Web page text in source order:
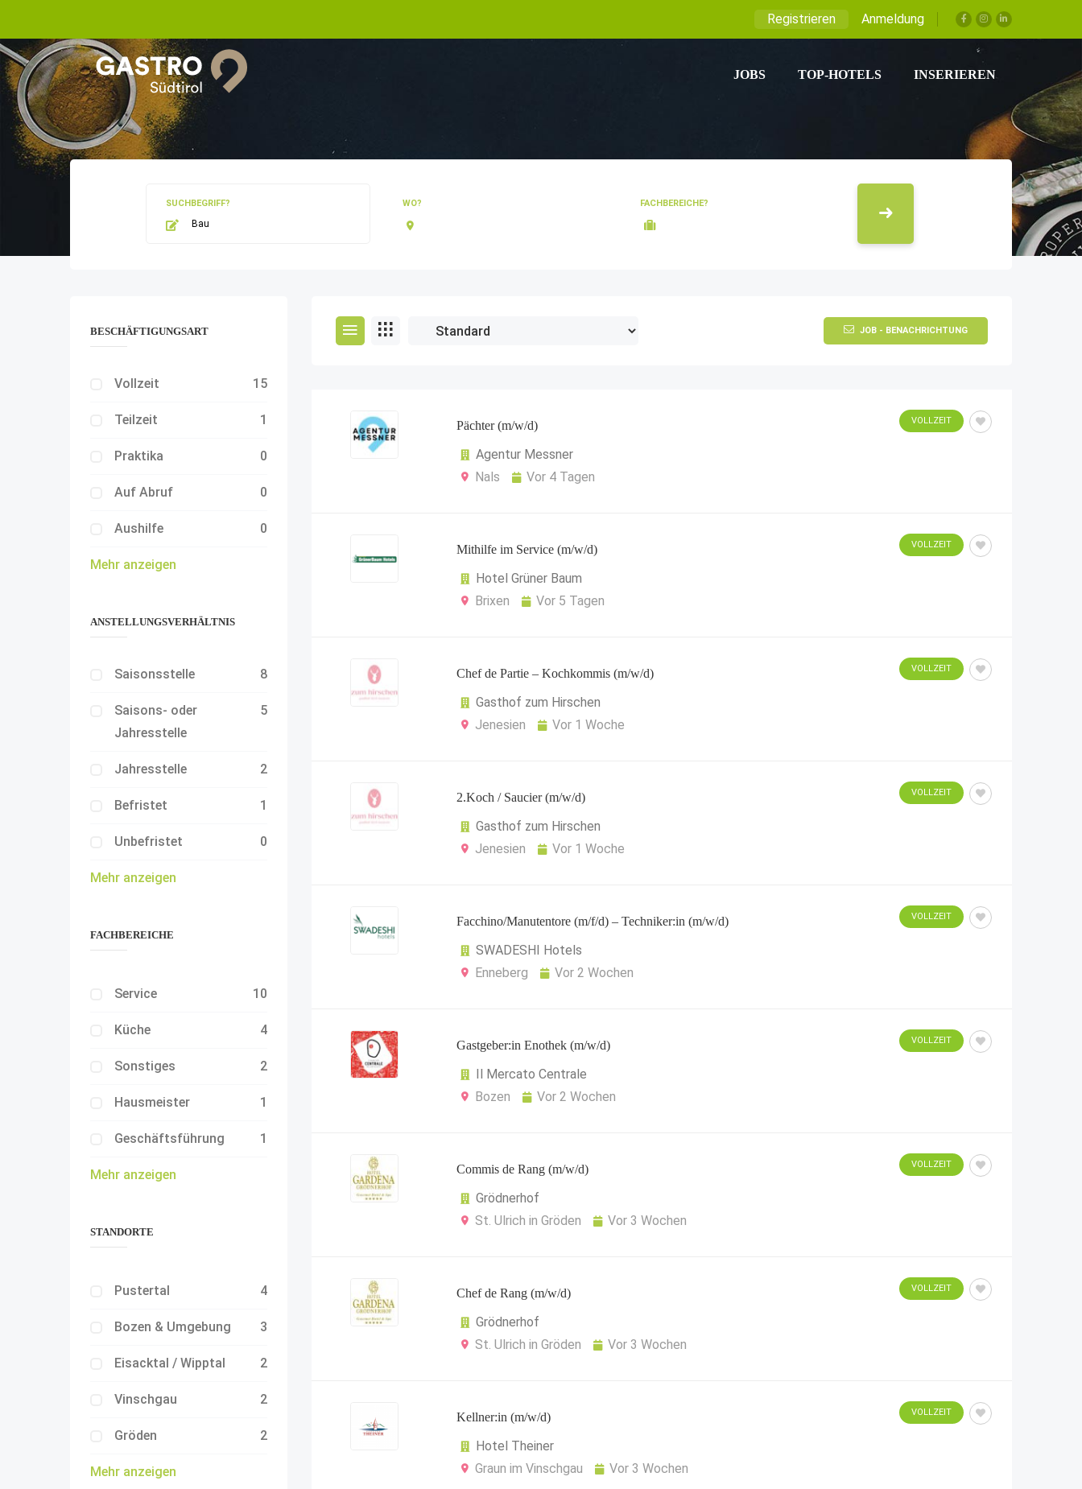
Registrieren Anmeldung
JOBS TOP-HOTELS INSERIEREN
SUCHBEGRIFF? WO? FACHBEREICHE?
JOB - BENACHRICHTUNG
Pächter (m/w/d)
Agentur Messner
Nals
Vor 4 Tagen
VOLLZEIT
Mithilfe im Service (m/w/d)
Hotel Grüner Baum
Brixen
Vor 5 Tagen
VOLLZEIT
Chef de Partie – Kochkommis (m/w/d)
Gasthof zum Hirschen
Jenesien
Vor 1 Woche
VOLLZEIT
2.Koch / Saucier (m/w/d)
Gasthof zum Hirschen
Jenesien
Vor 1 Woche
VOLLZEIT
Facchino/Manutentore (m/f/d) – Techniker:in (m/w/d)
SWADESHI Hotels
Enneberg
Vor 2 Wochen
VOLLZEIT
Gastgeber:in Enothek (m/w/d)
Il Mercato Centrale
Bozen
Vor 2 Wochen
VOLLZEIT
Commis de Rang (m/w/d)
Grödnerhof
St. Ulrich in Gröden
Vor 3 Wochen
VOLLZEIT
Chef de Rang (m/w/d)
Grödnerhof
St. Ulrich in Gröden
Vor 3 Wochen
VOLLZEIT
Kellner:in (m/w/d)
Hotel Theiner
Graun im Vinschgau
Vor 3 Wochen
VOLLZEIT
BESCHÄFTIGUNGSART
Vollzeit 15
Teilzeit 1
Praktika 0
Auf Abruf 0
Aushilfe 0
Mehr anzeigen
ANSTELLUNGSVERHÄLTNIS
Saisonsstelle 8
Saisons- oder
Jahresstelle
5
Jahresstelle 2
Befristet 1
Unbefristet 0
Mehr anzeigen
FACHBEREICHE
Service 10
Küche 4
Sonstiges 2
Hausmeister 1
Geschäftsführung 1
Mehr anzeigen
STANDORTE
Pustertal 4
Bozen & Umgebung 3
Eisacktal / Wipptal 2
Vinschgau 2
Gröden 2
Mehr anzeigen